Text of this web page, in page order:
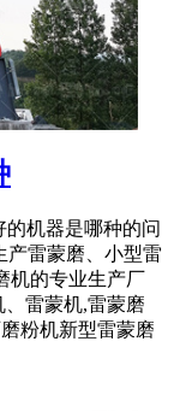
的机器是哪种的问
产雷蒙磨、小型雷
机的专业生产厂
雷蒙机,雷蒙磨
粉机新型雷蒙磨